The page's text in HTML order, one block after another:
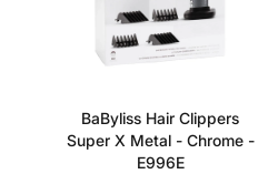
BaByliss Hair Clippers
Super X Metal - Chrome -
E996E